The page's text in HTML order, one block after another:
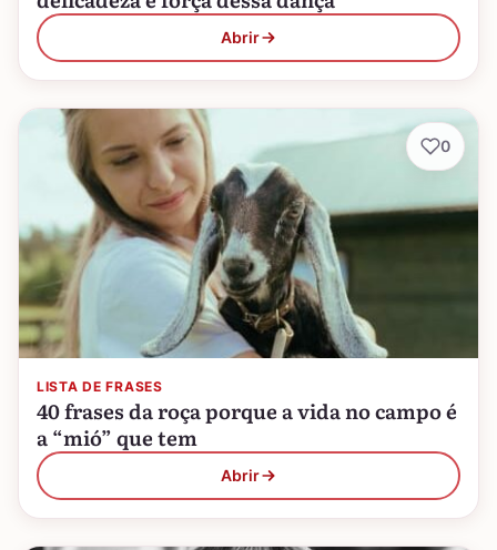
Abrir
LISTA DE FRASES
40 frases da roça porque a vida no campo é
a “mió” que tem
Abrir
0